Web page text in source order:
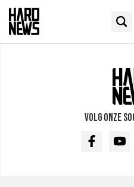
Volg onze
Facebook